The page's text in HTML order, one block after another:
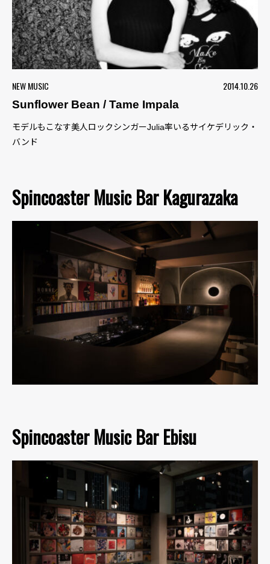
NEW MUSIC
2014.10.26
Sunflower Bean / Tame Impala
モデルもこなす美人ロックシンガーJulia率いるサイケデリック・
バンド
Spincoaster Music Bar Kagurazaka
Spincoaster Music Bar Ebisu